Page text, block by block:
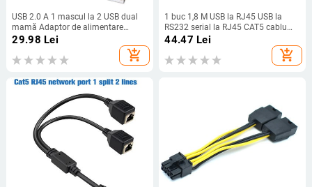
USB 2.0 A 1 mascul la 2 USB dual
mamă Adaptor de alimentare
pentru hub de date Splitter Y Cablu
de alimentare pentru încărcare USB
Cablu prelungitor
29.98 Lei
add_shopping_cart
1 buc 1,8 M USB la RJ45 USB la
RS232 serial la RJ45 CAT5 cablu
adaptor consolă pentru routere
44.47 Lei
add_shopping_cart